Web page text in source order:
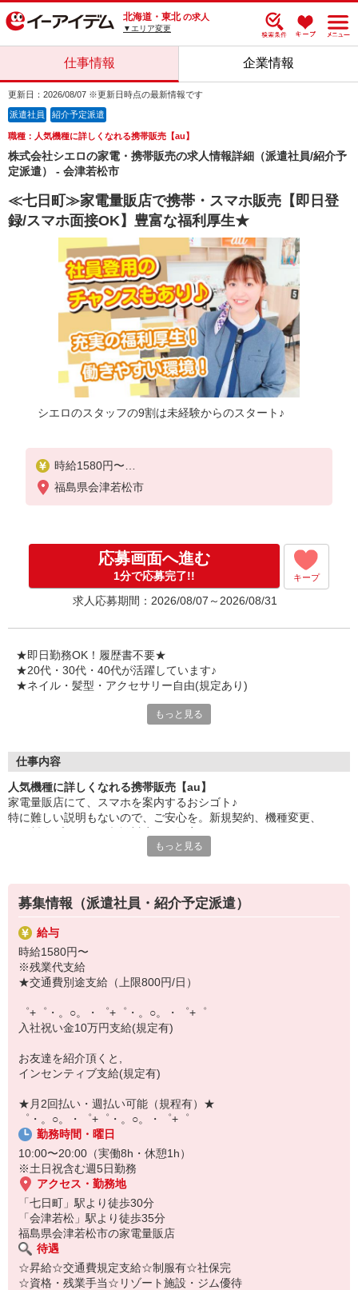
北海道・東北 の求人
▼エリア変更
仕事情報 企業情報
更新日：2026/08/07 ※更新日時点の最新情報です
派遣社員 紹介予定派遣
職種：人気機種に詳しくなれる携帯販売【au】
株式会社シエロの家電・携帯販売の求人情報詳細（派遣社員/紹介予
定派遣） - 会津若松市
≪七日町≫家電量販店で携帯・スマホ販売【即日登
録/スマホ面接OK】豊富な福利厚生★
シエロのスタッフの9割は未経験からのスタート♪
時給1580円〜
※残業代支給
★交通費別途支給（上限800円/日）
入社祝い金10万円支給(規定有)
お友達を紹介頂くと,
インセンティブ支給(規定有)
゜・。○。・゜+゜・。○。・゜+゜
福島県会津若松市
応募画面へ進む
1分で応募完了!! キープ
求人応募期間：2026/08/07～2026/08/31
★即日勤務OK！履歴書不要★
★20代・30代・40代が活躍しています♪
★ネイル・髪型・アクセサリー自由(規定あり)
シエロのスタッフは9割が未経験スタート。
ずっと先まで役に立ちます！
丁寧な研修もあるので、
みなさんから働きやすいと好評です♪
最新アプリ事情やお得なプラン、
スマホの裏ワザを学べるチャンス♪
￣￣￣￣￣￣￣￣￣￣￣
▼オフィスワーク
事務、経理、データ入力、コールセンター、受付
▼工場・製造・軽作業系
機械/食品製造・梱包・仕分け・加工・組立・検査
▼美容系
眉毛サロンのアイブロウ・ネイリスト・エステ
▼営業・販売
法人営業・アパレル販売・個別指導塾・人材紹介
▼人気案件も多数♪
短期・期間限定・オープニング・官公庁案件
上場/優良/大手企業など
【スマホ面接実施中】
￣￣￣￣￣￣￣￣￣
自宅に居ながらスマホでカンタン面接OK！
オンライン面談なのでスピード対応。
もっと見る
仕事内容
人気機種に詳しくなれる携帯販売【au】
家電量販店にて、スマホを案内するおシゴト♪
特に難しい説明もないので、ご安心を。新規契約、機種変更、
満足度◎
■携帯やインターネット販売業務
docomo(ドコモ)/au(エーユー)・KDDI/softbank(ソフトバンク)など
の大手キャリアから
ワイモバイル(Y!mobille)、楽天モバイル、UQなど格安スマホまで幅
広く紹介可能♪
もっと見る
募集情報（派遣社員・紹介予定派遣）
給与
時給1580円〜
※残業代支給
★交通費別途支給（上限800円/日）
゜+゜・。○。・゜+゜・。○。・゜+゜
入社祝い金10万円支給(規定有)
お友達を紹介頂くと,
インセンティブ支給(規定有)
★月2回払い・週払い可能（規程有）★
゜・。○。・゜+゜・。○。・゜+゜
勤務時間・曜日
10:00〜20:00（実働8h・休憩1h）
※土日祝含む週5日勤務
アクセス・勤務地
「七日町」駅より徒歩30分
「会津若松」駅より徒歩35分
福島県会津若松市の家電量販店
待遇
☆昇給☆交通費規定支給☆制服有☆社保完
☆資格・残業手当☆リゾート施設・ジム優待